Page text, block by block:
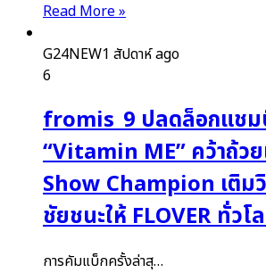
Read More »
G24NEW1 สัปดาห์ ago
6
fromis_9 ปลดล็อกแช
“Vitamin ME” คว้าถ้ว
Show Champion เติม
ชัยชนะให้ FLOVER ทั่วโ
การคัมแบ็กครั้งล่าสุ…